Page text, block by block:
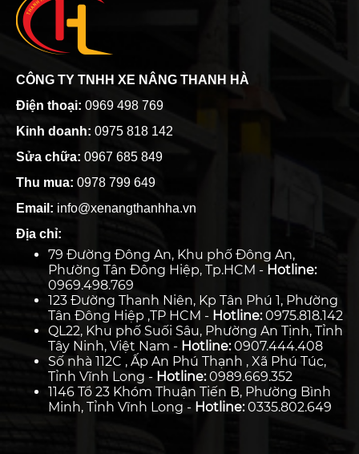
CÔNG TY TNHH XE NÂNG THANH HÀ
Điện thoại: 0969 498 769
Kinh doanh: 0975 818 142
Sửa chữa: 0967 685 849
Thu mua: 0978 799 649
Email: info@xenangthanhha.vn
Địa chỉ:
79 Đường Đông An, Khu phố Đông An,
Phường Tân Đông Hiệp, Tp.HCM - Hotline:
0969.498.769
123 Đường Thanh Niên, Kp Tân Phú 1, Phường
Tân Đông Hiệp ,TP HCM - Hotline:0975.818.142
QL22, Khu phố Suối Sâu, Phường An Tịnh, Tỉnh
Tây Ninh, Việt Nam - Hotline:0907.444.408
Số nhà 112C , Ấp An Phú Thạnh , Xã Phú Túc,
Tỉnh Vĩnh Long - Hotline:0989.669.352
1146 Tổ 23 Khóm Thuận Tiến B, Phường Bình
Minh, Tỉnh Vĩnh Long - Hotline:0335.802.649